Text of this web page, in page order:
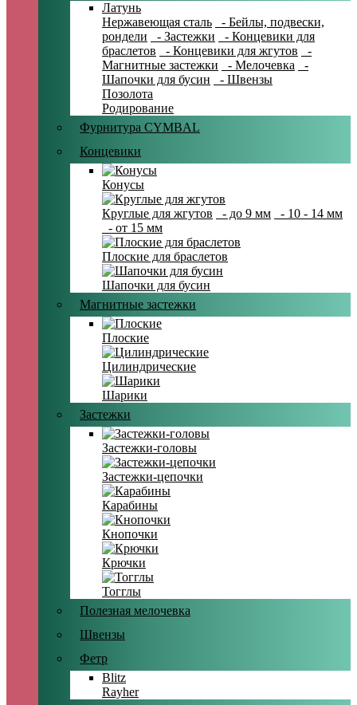
Латунь
Нержавеющая сталь
- Бейлы, подвески,
рондели
- Застежки
- Концевики для
браслетов
- Концевики для жгутов
-
Магнитные застежки
- Мелочевка
-
Шапочки для бусин
- Швензы
Позолота
Родирование
Фурнитура CYMBAL
Концевики
Конусы
Круглые для жгутов - до 9 мм
- 10 - 14 мм
- от 15 мм
Плоские для браслетов
Шапочки для бусин
Магнитные застежки
Плоские
Цилиндрические
Шарики
Застежки
Застежки-головы
Застежки-цепочки
Карабины
Кнопочки
Крючки
Тогглы
Полезная мелочевка
Швензы
Фетр
Blitz
Rayher